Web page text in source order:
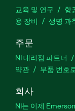
교육 및 연구 항
용 장비
생명 과
주문
NI 대리점 파트너
약관
부품 번호
회사
NI는 이제